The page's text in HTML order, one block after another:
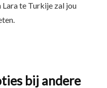
te Turkije zal jou
bij andere